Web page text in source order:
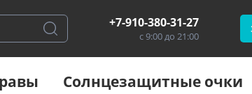
+7-910-380-31-27
с 9:00 до 21:00
Солнцезащитные очки